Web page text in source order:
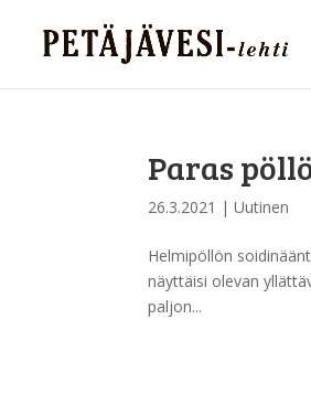
Paras
26.3.2021 |Uutinen
Helmipöllön
näyttäisi olevan
paljon...